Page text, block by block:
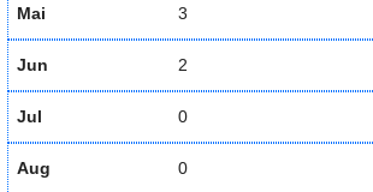
Mai 3
Jun 2
Jul 0
Aug 0